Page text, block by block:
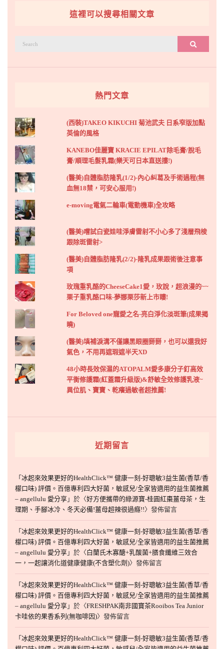
這裡可以搜尋相關文章
搜尋
熱門文章
(西裝)TAKEO KIKUCHI 菊池武夫 日系窄版加點
英倫的風格
KANEBO佳麗寶 KRACIE EPILAT除毛膏/脫毛
膏/順理毛髮乳霜(樂天可日本直送摟!)
(醫美)自體脂肪隆乳(1/2)-內心糾葛及手術過程(無
血無18禁，可安心服用!)
e-moving電氣二輪車(電動機車)全攻略
(醫美)嚐試白瓷娃哇淨膚雷射不小心多了淺層飛梭
跟除斑雷射>
(醫美)自體脂肪隆乳(2/2)-隆乳成果跟術後注意事
項
玫瑰重乳酪的CheeseCake1愛，玫說，超浪漫的~~
栗子重乳酪口味-夢娜栗莎新上市瞜!
For Beloved one寵愛之名-亮白淨化淡斑筆(成果揭
曉)
(醫美)填補淚溝不僅讓黑眼圈掰掰，也可以還我好
氣色，不用再遮瑕遮半天XD
48小時長效保濕的ATOPALM愛多康分子釘高效
平衡修護霜(紅蓋霜升級版)&舒敏全效修護乳液~
異位肌、寶寶、乾癢過敏者超推薦!
近期留言
「冰起來效果更好的HealthClick™ 健康一刻-好聰敏3益生菌(香草/香
檬口味) 評價。百億專利四大好菌，敏感兒/全家皆適用的益生菌推薦
– angellulu 愛分享 」於〈好方便攜帶的綠源寶-桂圓紅棗薑母茶，生
理期、手腳冰冷、冬天必備!薑母超辣很過癮!!〉發佈留言
「冰起來效果更好的HealthClick™ 健康一刻-好聰敏3益生菌(香草/香
檬口味) 評價。百億專利四大好菌，敏感兒/全家皆適用的益生菌推薦
– angellulu 愛分享 」於〈白蘭氏木寡醣+乳酸菌+膳食纖維三效合
一，一起讓消化道健康健康(不含塑化劑)〉發佈留言
「冰起來效果更好的HealthClick™ 健康一刻-好聰敏3益生菌(香草/香
檬口味) 評價。百億專利四大好菌，敏感兒/全家皆適用的益生菌推薦
– angellulu 愛分享 」於〈FRESHPAK南非國寶茶Rooibos Tea Junior
卡哇依的果香系列(無咖啡因)〉發佈留言
「冰起來效果更好的HealthClick™ 健康一刻-好聰敏3益生菌(香草/香